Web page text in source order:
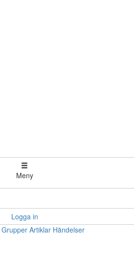
Meny
Logga in
Grupper Artiklar Händelser